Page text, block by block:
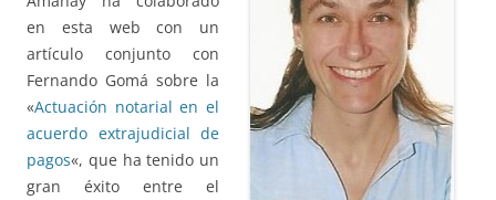
en esta web con un
artículo conjunto con
Fernando Gomá sobre la
«Actuación notarial en el
acuerdo extrajudicial de
pagos«, que ha tenido un
gran éxito entre el